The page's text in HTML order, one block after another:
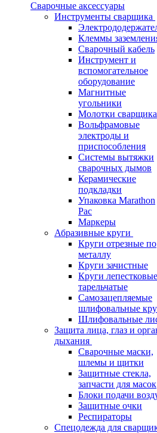
Сварочные аксессуары
Инструменты сварщика
Клеммы
Сварочный кабель
Инструмент и
вспомогательное
оборудование
Магнитные
угольники
Молотки сварщика
Вольфрамовые
электроды и
приспособления
Системы вытяжки
сварочных дымов
Керамические
подкладки
Упаковка Marathon
Pac
Маркеры
Абразивные круги
Круги отрезные по
металлу
Круги зачистные
Круги лепестковые
тарельчатые
Самозацепляемые
шлифовальные
Шлифовальные
Защита лица, глаз и
дыхания
Сварочные маски,
шлемы и щитки
Защитные стекла,
запчасти для масок
Блоки подачи
Защитные очки
Респираторы
Спецодежда для